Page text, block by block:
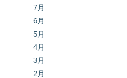
7月
6月
5月
4月
3月
2月